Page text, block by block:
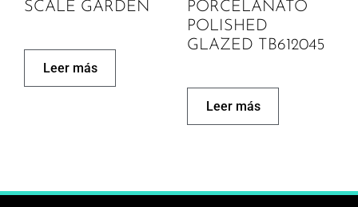
SCALE GARDEN
Leer más
PORCELANATO
POLISHED
GLAZED TB612045
Leer más